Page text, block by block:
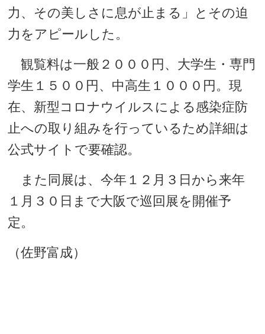
力、その美しさに息が止まる」とその迫
力をアピールした。
観覧料は一般２０００円、大学生・専門
学生１５００円、中高生１０００円。現
在、新型コロナウイルスによる感染症防
止への取り組みを行っているため詳細は
公式サイトで要確認。
また同展は、今年１２月３日から来年
１月３０日まで大阪で巡回展を開催予
定。
（佐野富成）